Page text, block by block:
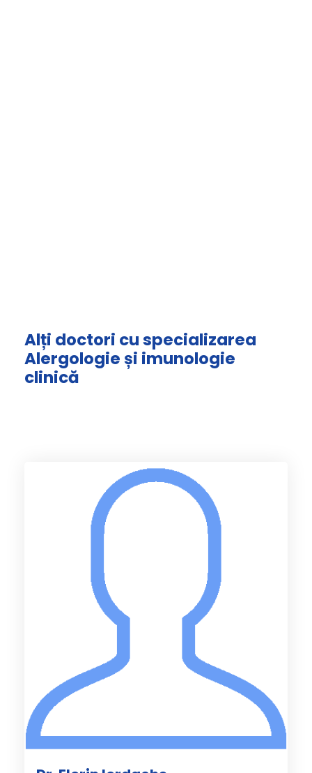
Alți doctori cu specializarea
Alergologie și imunologie
clinică